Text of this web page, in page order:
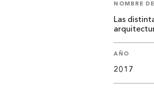
NOMBRE
Las
AÑO
2017